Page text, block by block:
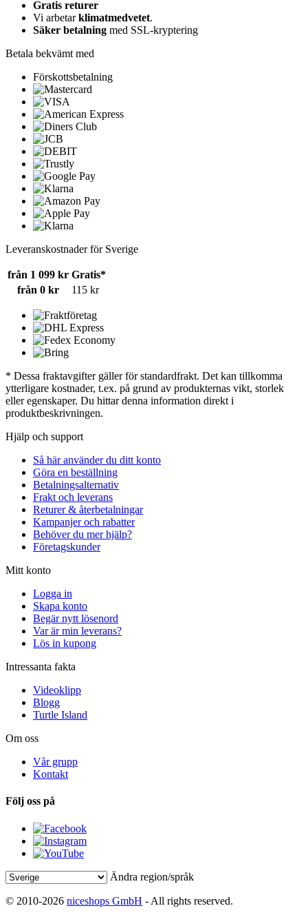
Gratis returer
Vi arbetarklimatmedvetet.
Säker betalning med SSL-kryptering
Betala bekvämt med
Förskottsbetalning
Leveranskostnader för Sverige
från 1 099 kr Gratis*
från 0 kr
115 kr
* Dessa fraktavgifter gäller för standardfrakt. Det kan tillkomma
ytterligare kostnader, t.ex. på grund av produkternas vikt, storlek
eller egenskaper. Du hittar denna information direkt i
produktbeskrivningen.
Hjälp och support
Så här använder du ditt konto
Göra en beställning
Betalningsalternativ
Frakt och leverans
Returer & återbetalningar
Kampanjer och rabatter
Behöver du mer hjälp?
Företagskunder
Mitt konto
Logga in
Skapa konto
Begär nytt lösenord
Var är min leverans?
Lös in kupong
Intressanta fakta
Videoklipp
Blogg
Turtle Island
Om oss
Vår grupp
Kontakt
Följ oss på
Ändra region/språk
© 2010-2026 niceshops GmbH - All rights reserved.